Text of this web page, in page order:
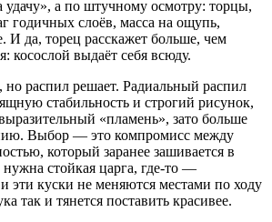
удачу», а по штучному осмотру: торцы,
годичных слоёв, масса на ощупь,
И да, торец расскажет больше, чем
косослой выдаёт себя всюду.
но распил решает. Радиальный распил
стабильность и строгий рисунок,
«пламень», зато больше
Выбор — это компромисс между
который заранее зашивается в
стойкая царга, где-то —
эти куски не меняются местами по ходу
так и тянется поставить красивее.